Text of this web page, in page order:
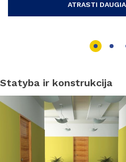
ATRASTI
Statyba ir konstrukcija